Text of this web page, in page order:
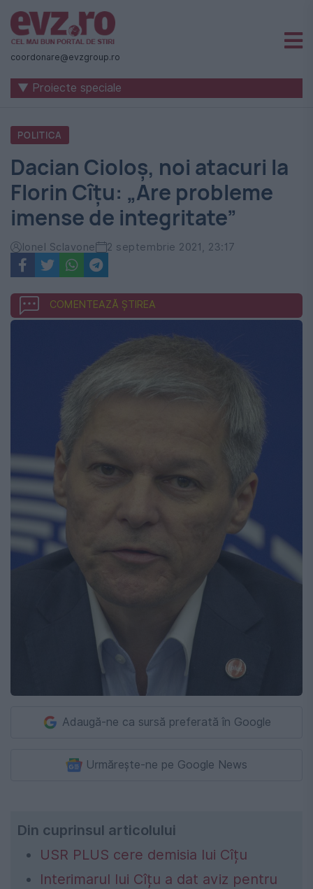
Știri
naționale
internaționale
România
-
Evenimentul
Zilei
coordonare@evzgroup.ro
▼ Proiecte speciale
POLITICA
Dacian Cioloș, noi atacuri la
Florin Cîțu: „Are probleme
imense de integritate”
Ionel Sclavone 2 septembrie 2021, 23:17
COMENTEAZĂ ȘTIREA
Adaugă-ne ca sursă preferată în Google
Urmărește-ne pe Google News
Din cuprinsul articolului
USR PLUS cere demisia lui Cîțu
Interimarul lui Cîțu a dat aviz pentru